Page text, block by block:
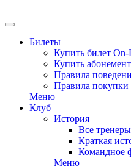
Билеты
Купить билет
Купить абонемент
Правила
Правила покупки
Меню
Клуб
История
Все тренеры
Краткая
Командное
Меню